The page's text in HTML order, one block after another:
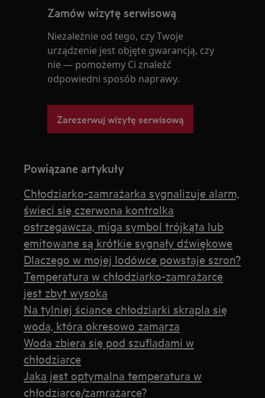
Zamów wizytę serwisową
Niezależnie od tego, czy Twoje
urządzenie jest objęte gwarancją, czy
nie — pomożemy Ci znaleźć
odpowiedni sposób naprawy.
Zarezerwuj wizytę serwisową
Powiązane artykuły
Chłodziarko-zamrażarka sygnalizuje alarm,
świeci się czerwona kontrolka
ostrzegawcza, miga symbol trójkąta lub
emitowane są krótkie sygnały dźwiękowe
Dlaczego w mojej lodówce powstaje szron?
Temperatura w chłodziarko-zamrażarce
jest zbyt wysoka
Na tylniej ściance chłodziarki skrapla się
woda, która okresowo zamarza
Woda zbiera się pod szufladami w
chłodziarce
Jaka jest optymalna temperatura w
chłodziarce/zamrażarce?